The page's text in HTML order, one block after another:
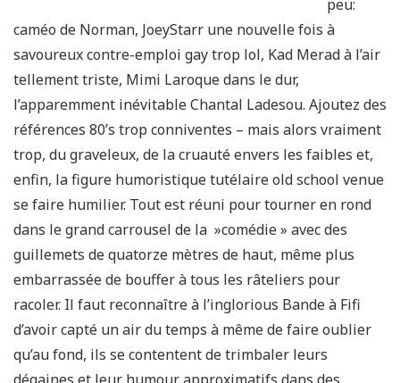
peu:
caméo de Norman, JoeyStarr une nouvelle fois à
savoureux contre-emploi gay trop lol, Kad Merad à l’air
tellement triste, Mimi Laroque dans le dur,
l’apparemment inévitable Chantal Ladesou. Ajoutez des
références 80’s trop conniventes – mais alors vraiment
trop, du graveleux, de la cruauté envers les faibles et,
enfin, la figure humoristique tutélaire old school venue
se faire humilier. Tout est réuni pour tourner en rond
dans le grand carrousel de la »comédie » avec des
guillemets de quatorze mètres de haut, même plus
embarrassée de bouffer à tous les râteliers pour
racoler. Il faut reconnaître à l’inglorious Bande à Fifi
d’avoir capté un air du temps à même de faire oublier
qu’au fond, ils se contentent de trimbaler leurs